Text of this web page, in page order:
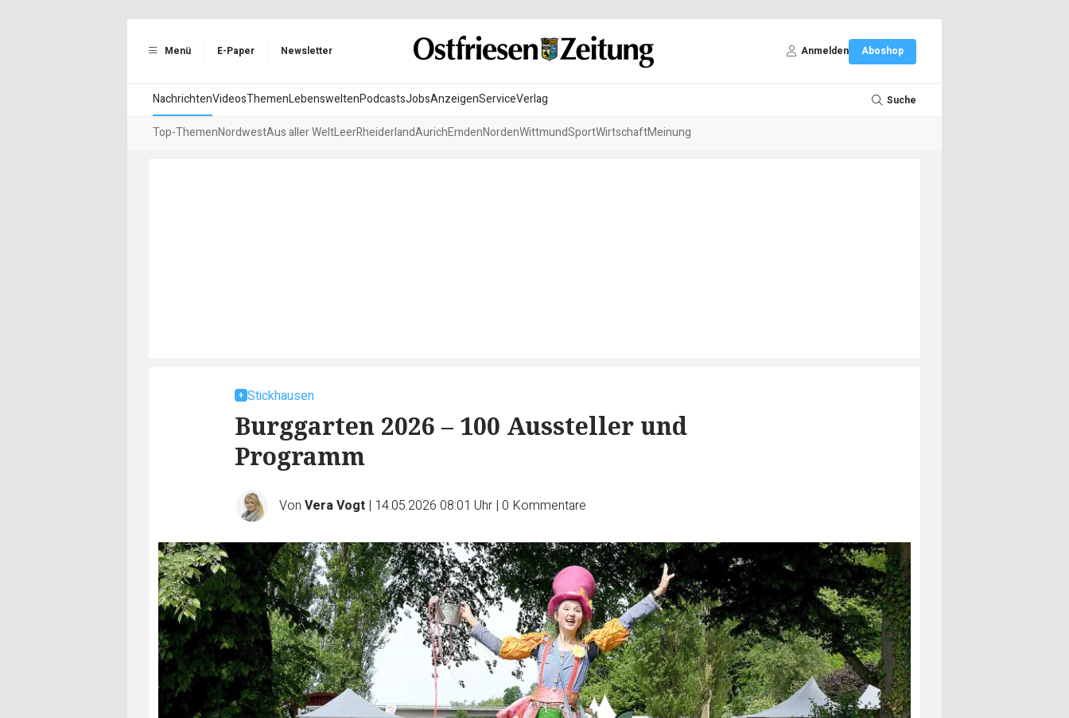
Menü E-Paper Newsletter Anmelden Aboshop
NachrichtenVideosThemenLebensweltenPodcastsJobsAnzeigenServiceVerlag Suche
Top-ThemenNordwestAus aller WeltLeerRheiderlandAurichEmdenNordenWittmundSportWirtschaftMeinung
Stickhausen
Burggarten 2026 – 100 Aussteller und
Programm
Von Vera Vogt | 14.05.2026 08:01 Uhr | 0 Kommentare